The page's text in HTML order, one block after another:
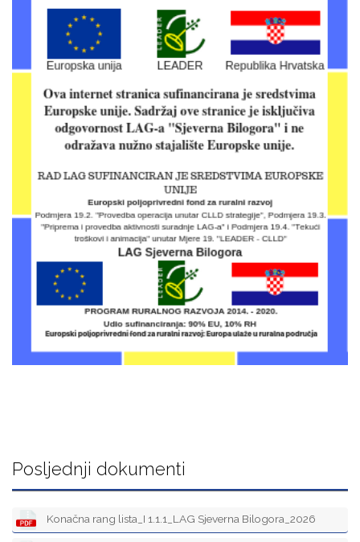
Posljednji dokumenti
Konačna rang lista_I 1.1.1_LAG Sjeverna Bilogora_2026